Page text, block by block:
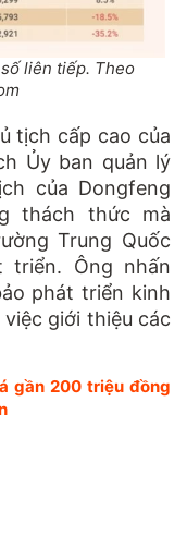
liên tiếp. Theo
tịch cấp cao của
Ủy ban quản lý
của Dongfeng
thách thức mà
Trung Quốc
triển. Ông nhấn
phát triển kinh
giới thiệu các
gần 200 triệu đồng